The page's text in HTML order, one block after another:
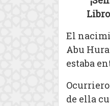
El
Abu
estaba
de ella